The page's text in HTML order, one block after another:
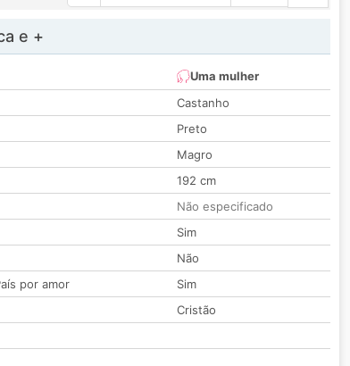
e +
Uma mulher
Castanho
Preto
Magro
192 cm
Não especificado
Sim
Não
por amor
Sim
Cristão